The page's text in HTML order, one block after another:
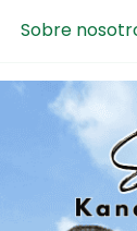
Sobre